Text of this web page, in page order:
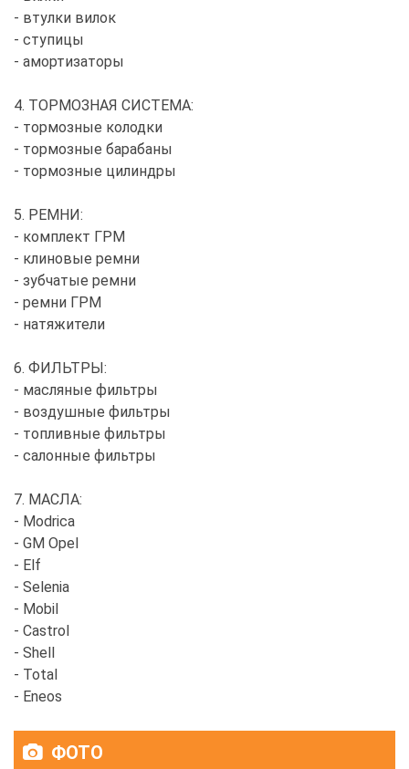
- втулки вилок
- ступицы
- амортизаторы
4. ТОРМОЗНАЯ СИСТЕМА:
- тормозные колодки
- тормозные барабаны
- тормозные цилиндры
5. РЕМНИ:
- комплект ГРМ
- клиновые ремни
- зубчатые ремни
- ремни ГРМ
- натяжители
6. ФИЛЬТРЫ:
- масляные фильтры
- воздушные фильтры
- топливные фильтры
- салонные фильтры
7. МАСЛА:
- Modrica
- GM Opel
- Elf
- Selenia
- Mobil
- Castrol
- Shell
- Total
- Eneos
ФОТО